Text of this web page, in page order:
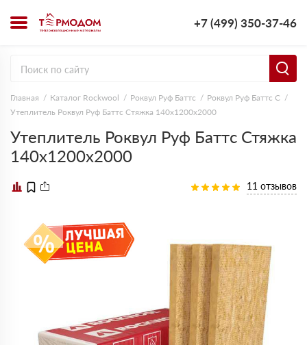
+7 (499) 350-37-46
Главная Каталог Rockwool Роквул Руф Баттс
Роквул Руф Баттс C
Утеплитель Роквул Руф Баттс Стяжка 140х1200х2000
Утеплитель Роквул Руф Баттс Стяжка
140х1200х2000
11 отзывов